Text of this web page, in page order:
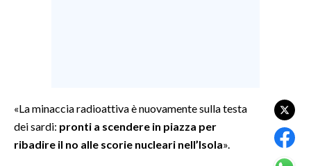
CULTURA
SPETTACOLI
«La minaccia radioattiva è nuovamente sulla testa
dei sardi: pronti a scendere in piazza per
ribadire il no alle scorie nucleari nell’Isola».